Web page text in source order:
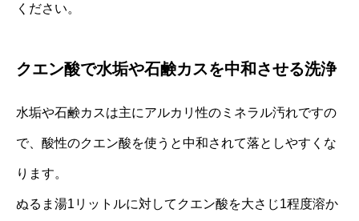
ください。
クエン酸で水垢や石鹸カスを中和させる洗浄
水垢や石鹸カスは主にアルカリ性のミネラル汚れですの
で、酸性のクエン酸を使うと中和されて落としやすくな
ります。
ぬるま湯1リットルに対してクエン酸を大さじ1程度溶か